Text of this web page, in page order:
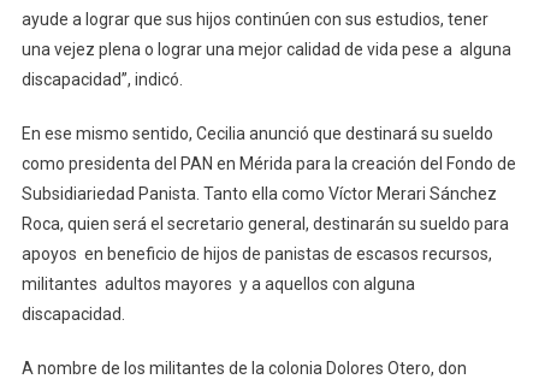
ayude a lograr que sus hijos continúen con sus estudios, tener
una vejez plena o lograr una mejor calidad de vida pese a alguna
discapacidad”, indicó.
En ese mismo sentido, Cecilia anunció que destinará su sueldo
como presidenta del PAN en Mérida para la creación del Fondo de
Subsidiariedad Panista. Tanto ella como Víctor Merari Sánchez
Roca, quien será el secretario general, destinarán su sueldo para
apoyos en beneficio de hijos de panistas de escasos recursos,
militantes adultos mayores y a aquellos con alguna
discapacidad.
A nombre de los militantes de la colonia Dolores Otero, don